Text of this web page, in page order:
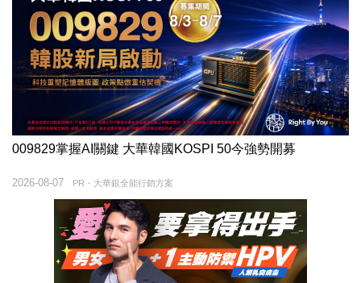
009829掌握AI關鍵 大華韓國KOSPI 50今強勢開募
PR・大華銀全能行銷方案
2026-08-07